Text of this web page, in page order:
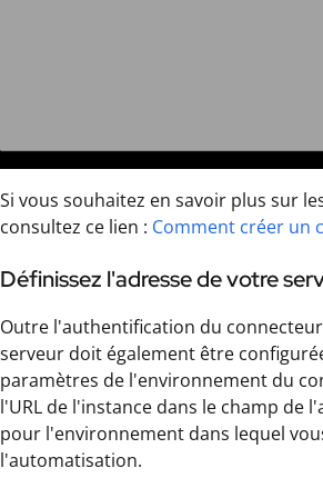
Si vous souhaitez en savoir plus sur
consultez ce lien : Comment créer un
Définissez l'adresse de votre
Outre l'authentification du
serveur doit également être
paramètres de l'environnement du
l'URL de l'instance dans le champ de
pour l'environnement dans lequel
l'automatisation.